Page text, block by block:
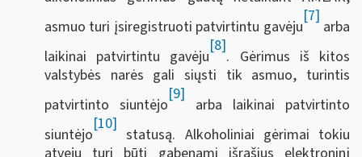
asmuo turi įsiregistruoti patvirtintu gavėju
[7]
arba
laikinai patvirtintu gavėju
[8]
. Gėrimus iš kitos
valstybės narės gali siųsti tik asmuo, turintis
patvirtinto siuntėjo
[9]
arba laikinai patvirtinto
siuntėjo
[10]
statusą. Alkoholiniai gėrimai tokiu
atveju turi būti gabenami išrašius elektroninį